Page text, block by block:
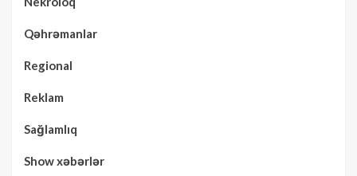
Qəhrəmanlar
Regional
Reklam
Sağlamlıq
Show xəbərlər